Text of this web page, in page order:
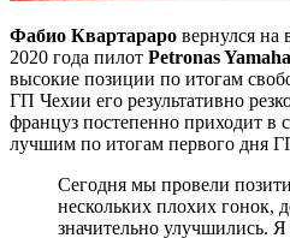
Фабио Квартараро вернулся
2020 года пилот Petronas
высокие позиции по итогам
ГП Чехии его результативно
француз постепенно приходит в
лучшим по итогам первого дня
Сегодня мы провели
нескольких плохих гонок,
значительно улучшились.